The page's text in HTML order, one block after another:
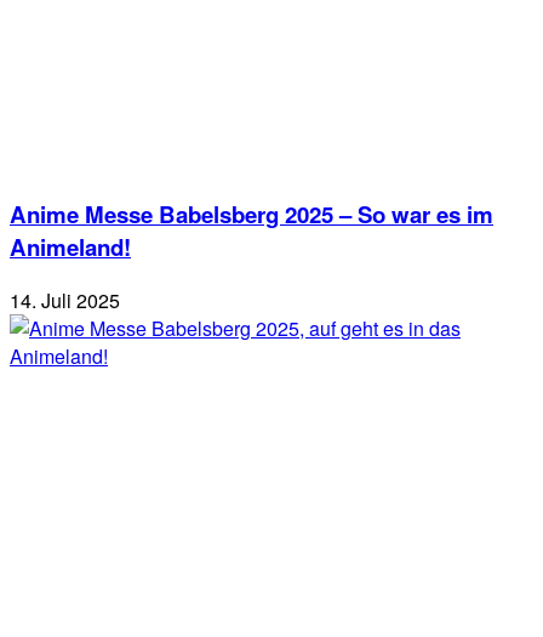
Anime Messe Babelsberg 2025 – So war es im
Animeland!
14. Juli 2025